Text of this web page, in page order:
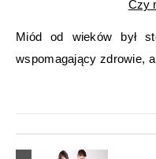
Czy
Miód od wieków był
wspomagający zdrowie,